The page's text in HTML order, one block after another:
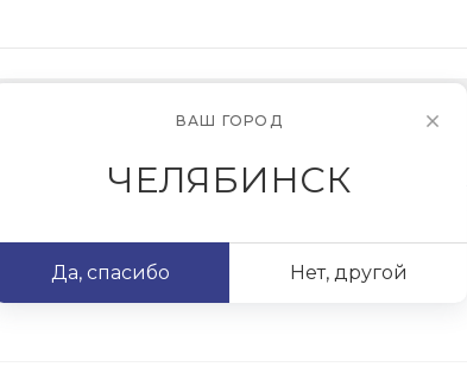
Плиты Сваи Фундаменты
ВАШ ГОРОД
ЧЕЛЯБИНСК
Да, спасибо Нет, другой